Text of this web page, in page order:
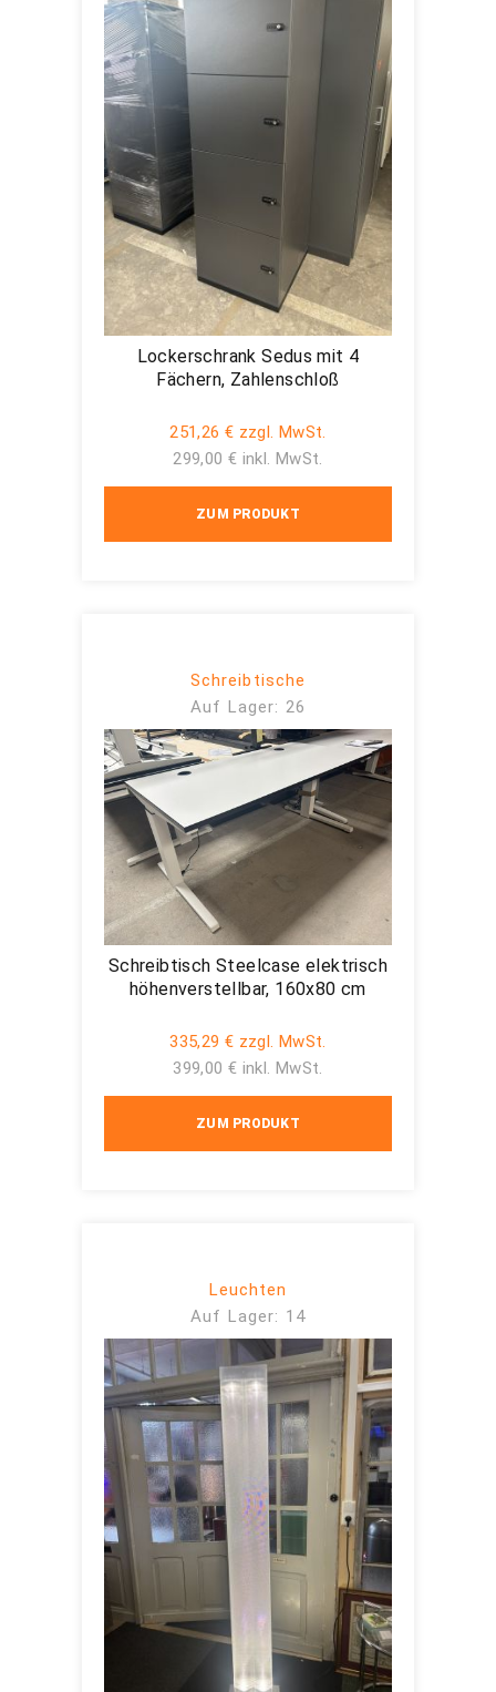
Lockerschrank Sedus mit 4
Fächern, Zahlenschloß
251,26 € zzgl. MwSt.
299,00 € inkl. MwSt.
ZUM PRODUKT
Schreibtische
Auf Lager: 26
Schreibtisch Steelcase elektrisch
höhenverstellbar, 160x80 cm
335,29 € zzgl. MwSt.
399,00 € inkl. MwSt.
ZUM PRODUKT
Leuchten
Auf Lager: 14